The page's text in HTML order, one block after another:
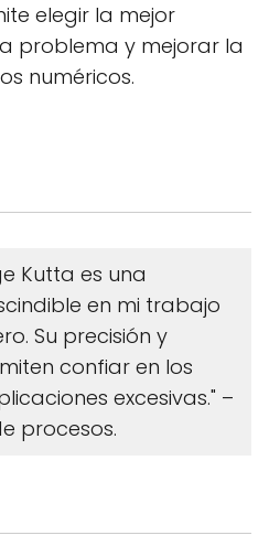
elegir la mejor
problema y mejorar la
numéricos.
Kutta es una
en mi trabajo
Su precisión y
confiar en los
excesivas." –
procesos.